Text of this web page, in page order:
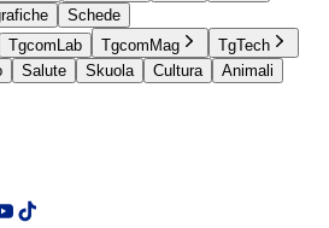
Schede
TgcomLab TgcomMag
TgTech
Salute Skuola Cultura
Animali